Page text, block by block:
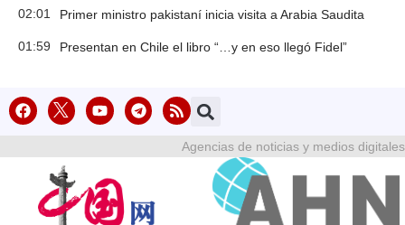
02:01 Primer ministro pakistaní inicia visita a Arabia Saudita
01:59 Presentan en Chile el libro “…y en eso llegó Fidel”
Agencias de noticias y medios digitales